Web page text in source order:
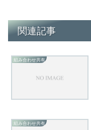
関連記事
組み合わせ共有
組み合わせ共有